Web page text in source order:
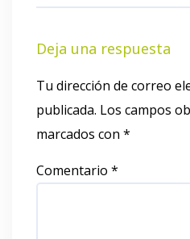
Deja una respuesta
Tu dirección de correo
publicada. Los campos
marcados con *
Comentario *